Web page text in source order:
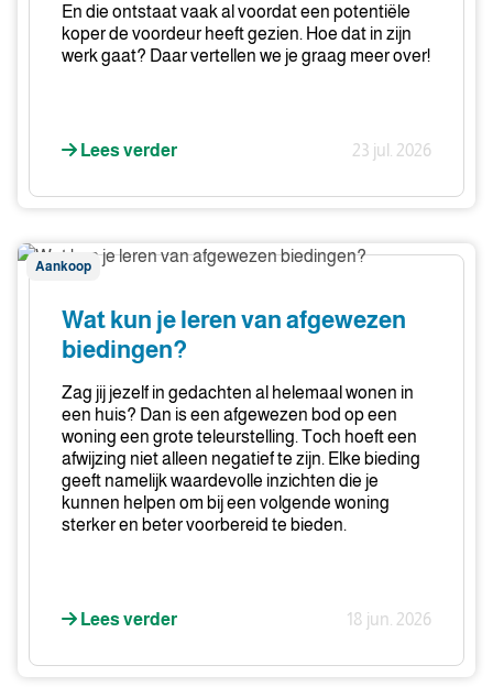
vraagprijs
En die ontstaat vaak al voordat een potentiële
koper de voordeur heeft gezien. Hoe dat in zijn
werk gaat? Daar vertellen we je graag meer over!
Lees verder 23 jul. 2026
Wat
kun
afgewezen
biedingen?
Aankoop
Wat kun je leren van afgewezen
biedingen?
Zag jij jezelf in gedachten al helemaal wonen in
een huis? Dan is een afgewezen bod op een
woning een grote teleurstelling. Toch hoeft een
afwijzing niet alleen negatief te zijn. Elke bieding
geeft namelijk waardevolle inzichten die je
kunnen helpen om bij een volgende woning
sterker en beter voorbereid te bieden.
Lees verder 18 jun. 2026